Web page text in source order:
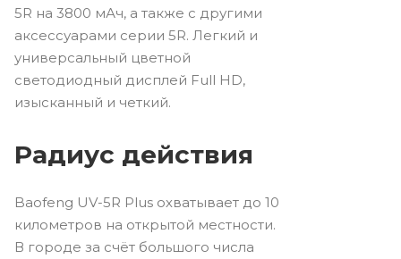
5R на 3800 мАч, а также с другими
аксессуарами серии 5R. Легкий и
универсальный цветной
светодиодный дисплей Full HD,
изысканный и четкий.
Радиус действия
Baofeng UV-5R Plus охватывает до 10
километров на открытой местности.
В городе за счёт большого числа